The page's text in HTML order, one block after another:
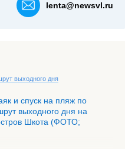
lenta@newsvl.ru
выходного дня
и спуск на пляж по
выходного дня на
Шкота (ФОТО;